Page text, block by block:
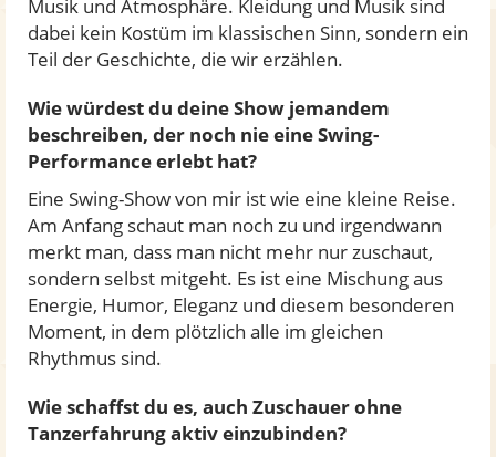
Musik und Atmosphäre. Kleidung und Musik sind
dabei kein Kostüm im klassischen Sinn, sondern ein
Teil der Geschichte, die wir erzählen.
Wie würdest du deine Show jemandem
beschreiben, der noch nie eine Swing-
Performance erlebt hat?
Eine Swing-Show von mir ist wie eine kleine Reise.
Am Anfang schaut man noch zu und irgendwann
merkt man, dass man nicht mehr nur zuschaut,
sondern selbst mitgeht. Es ist eine Mischung aus
Energie, Humor, Eleganz und diesem besonderen
Moment, in dem plötzlich alle im gleichen
Rhythmus sind.
Wie schaffst du es, auch Zuschauer ohne
Tanzerfahrung aktiv einzubinden?